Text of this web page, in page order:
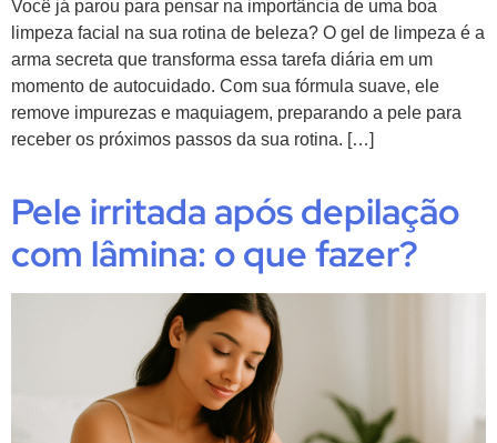
Você já parou para pensar na importância de uma boa
limpeza facial na sua rotina de beleza? O gel de limpeza é a
arma secreta que transforma essa tarefa diária em um
momento de autocuidado. Com sua fórmula suave, ele
remove impurezas e maquiagem, preparando a pele para
receber os próximos passos da sua rotina. […]
Pele irritada após depilação
com lâmina: o que fazer?